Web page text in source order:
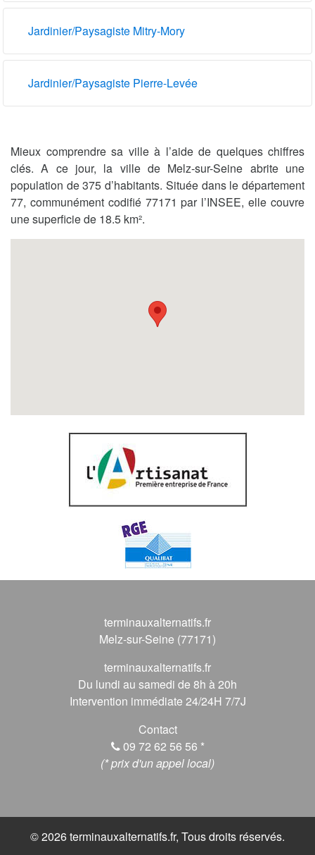
Jardinier/Paysagiste Mitry-Mory
Jardinier/Paysagiste Pierre-Levée
Mieux comprendre sa ville à l’aide de quelques chiffres
clés. A ce jour, la ville de Melz-sur-Seine abrite une
population de 375 d’habitants. Située dans le département
77, communément codifié 77171 par l’INSEE, elle couvre
une superficie de 18.5 km².
terminauxalternatifs.fr
Melz-sur-Seine (77171)
terminauxalternatifs.fr
Du lundi au samedi de 8h à 20h
Intervention immédiate 24/24H 7/7J
Contact
09 72 62 56 56 *
(* prix d'un appel local)
© 2026 terminauxalternatifs.fr, Tous droits réservés.